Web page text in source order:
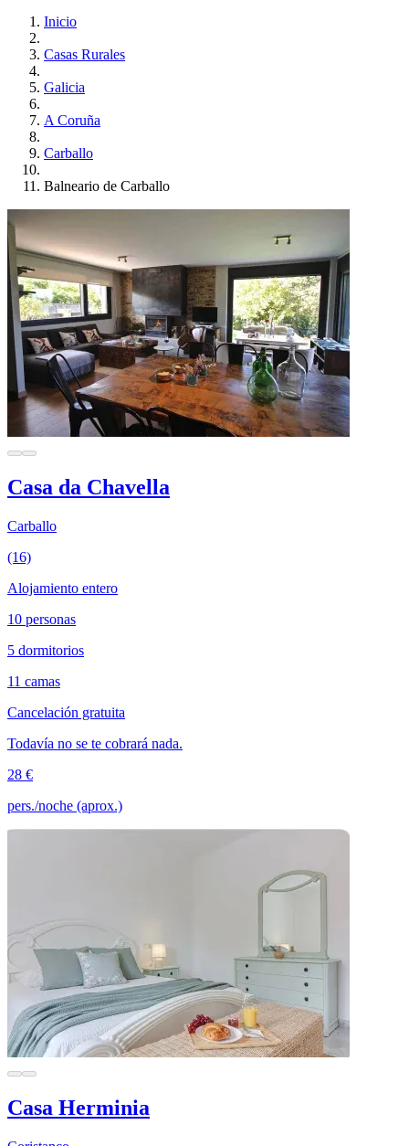
Inicio
Casas Rurales
Galicia
A Coruña
Carballo
Balneario de Carballo
Casa da Chavella
Carballo
(16)
Alojamiento entero
10 personas
5 dormitorios
11 camas
Cancelación gratuita
Todavía no se te cobrará nada.
28 €
pers./noche (aprox.)
Casa Herminia